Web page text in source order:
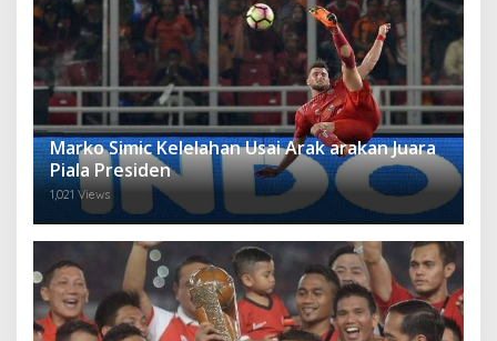
Marko Simic Kelelahan Usai Arak arakan Juara
Piala Presiden
1,021 Views